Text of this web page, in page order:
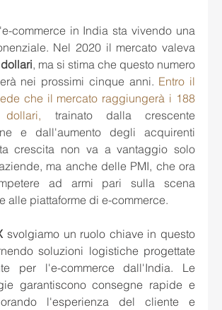
commerce in India sta vivendo una
, ma si stima che questo numero
nei prossimi cinque anni. Entro il
che il mercato raggiungerà i 188
trainato dalla crescente
e dall'aumento degli acquirenti
crescita non va a vantaggio solo
ma anche delle PMI, che ora
ad armi pari sulla scena
alle piattaforme di e-commerce.
svolgiamo un ruolo chiave in questo
soluzioni logistiche progettate
per l'e-commerce dall'India. Le
garantiscono consegne rapide e
l'esperienza del cliente e